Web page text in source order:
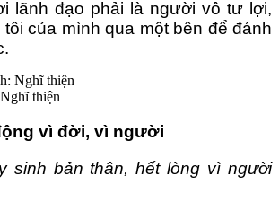
lãnh đạo phải là người vô tư lợi,
tôi của mình qua một bên để đánh
thiện
vì đời, vì người
sinh bản thân, hết lòng vì người